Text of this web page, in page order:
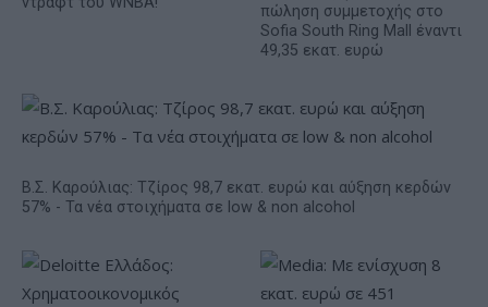
πώληση συμμετοχής στο
Sofia South Ring Mall έναντι
49,35 εκατ. ευρώ
Β.Σ. Καρούλιας: Τζίρος 98,7 εκατ. ευρώ και αύξηση κερδών
57% - Τα νέα στοιχήματα σε low & non alcohol